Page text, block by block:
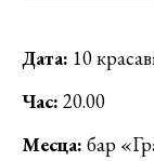
Дата: 10
Час: 20.00
Месца: бар